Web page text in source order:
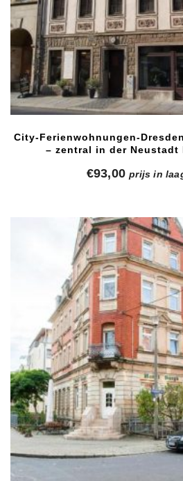
City-Ferienwohnungen-
– zentral in der Neustadt
€93,00 prijs in